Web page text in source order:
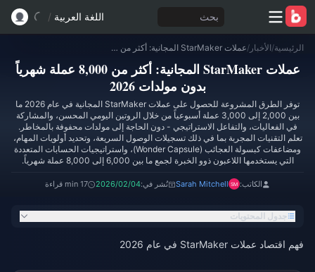
بحث اللغة العربية /
الرئيسية/الأخبار / عملات StarMaker المجانية: أكثر من 8,000 عملة شهرياً بدون مولدات 2026
عملات StarMaker المجانية: أكثر من 8,000 عملة شهرياً
بدون مولدات 2026
توفر الطرق المشروعة للحصول على عملات StarMaker المجانية في عام 2026 ما
بين 2,000 إلى 3,000 عملة أسبوعياً من خلال الروتين اليومي المحسن، والمشاركة
في الفعاليات، والتفاعل الاستراتيجي - دون الحاجة إلى مولدات محفوفة بالمخاطر.
تعلم التقنيات المجربة بما في ذلك تسجيلات الوصول السريعة، وتحديد أولويات المهام،
ومضاعفات كبسولة العجائب (Wonder Capsule)، واستراتيجيات الحسابات المتعددة
التي يستخدمها اللاعبون ذوو الخبرة لجمع ما بين 6,000 إلى 8,000 عملة شهرياً.
الكاتب: Sarah Mitchell نُشر في:2026/02/04 17 min قراءة
جدول المحتويات
فهم اقتصاد عملات StarMaker في عام 2026